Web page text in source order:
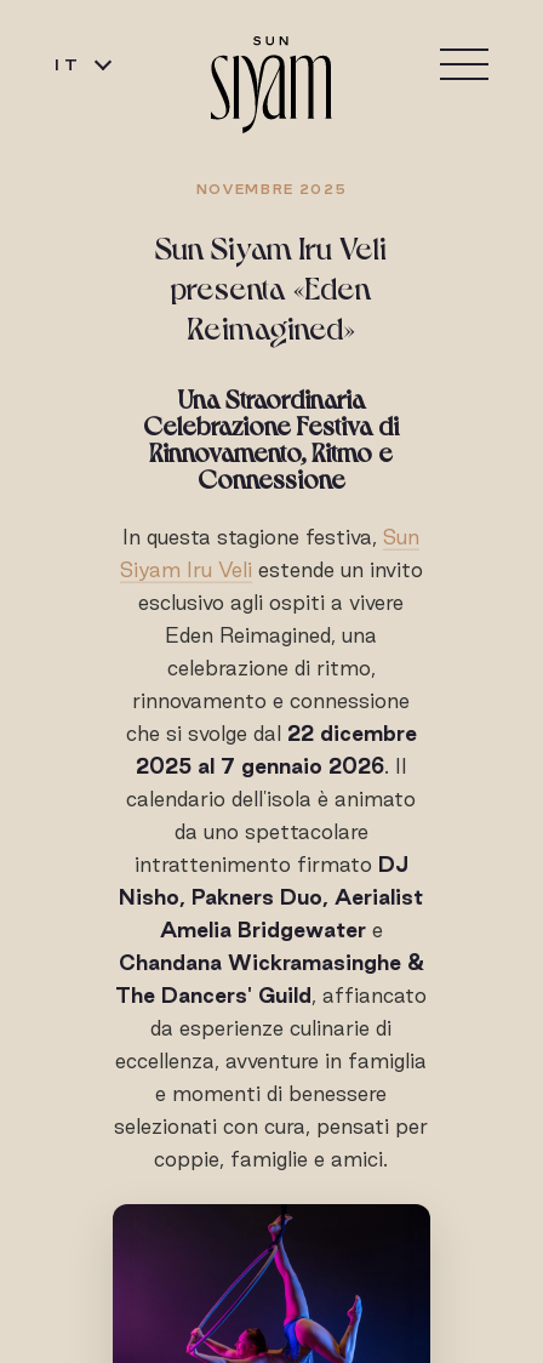
IT
NOVEMBRE 2025
Sun Siyam Iru Veli
presenta «Eden
Reimagined»
Una Straordinaria
Celebrazione Festiva di
Rinnovamento, Ritmo e
Connessione
In questa stagione festiva,Sun
Siyam Iru Veli estende un invito
esclusivo agli ospiti a vivere
Eden Reimagined, una
celebrazione di ritmo,
rinnovamento e connessione
che si svolge dal 22 dicembre
2025 al 7 gennaio 2026. Il
calendario dell'isola è animato
da uno spettacolare
intrattenimento firmato DJ
Nisho, Pakners Duo, Aerialist
Amelia Bridgewatere
Chandana Wickramasinghe &
The Dancers' Guild, affiancato
da esperienze culinarie di
eccellenza, avventure in famiglia
e momenti di benessere
selezionati con cura, pensati per
coppie, famiglie e amici.